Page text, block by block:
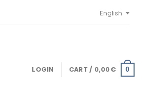
English
LOGIN CART / 0,00€ 0